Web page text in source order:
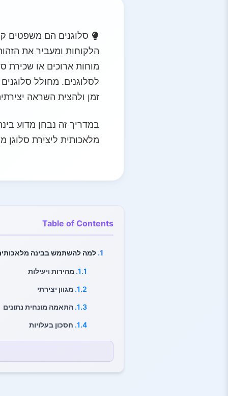
סלוגנים הם משפטים
הלקוחות ומעביר את
מוחות ארוכים או שכירת
לסלוגנים. מחולל
זמן ולהצית השראה
במדריך זה נבחן מדוע
מלאכותית ליצירת סלוגן
Table of Contents
1. למה להשתמש בבינה
1.1. מהירות ויעילות
1.2. מגוון יצירתי
1.3. התאמה מונחית נתונים
1.4. חסכון בעלויות
1.5. זמינות 24/7
1.6. יכולת התרחבות